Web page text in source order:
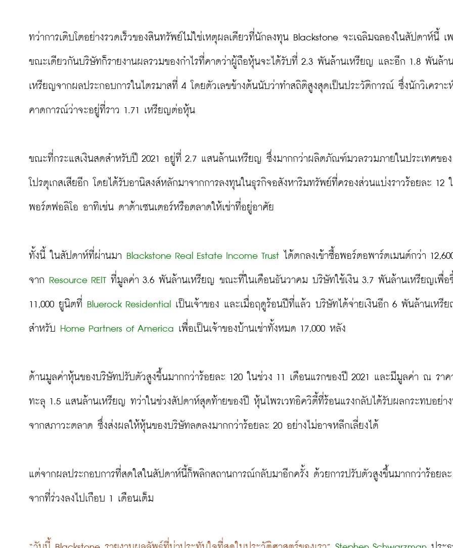
ทว่าการเติบโตอย่างรวดเร็วของสินทรัพย์ไม่ใช่เหตุผลเดียวที่นักลงทุน Blackstone จะเฉลิมฉลองในสัปดาห์นี้ เ
ขณะเดียวกันบริษัทก็รายงานผลรวมของกำไรที่คาดว่าผู้ถือหุ้นจะได้รับที่ 2.3 พันล้านเหรียญ และอีก 1.8 พันล้า
เหรียญจากผลประกอบการในไตรมาสที่ 4 โดยตัวเลขข้างต้นนับว่าทำสถิติสูงสุดเป็นประวัติการณ์ ซึ่งนักวิเคราะ
คาดการณ์ว่าจะอยู่ที่ราว 1.71 เหรียญต่อหุ้น
ขณะที่กระแสเงินสดสำหรับปี 2021 อยู่ที่ 2.7 แสนล้านเหรียญ ซึ่งมากกว่าผลิตภัณฑ์มวลรวมภายในประเทศของ
โปรตุเกสเสียอีก โดยได้รับอานิสงส์หลักมาจากการลงทุนในธุรกิจอสังหาริมทรัพย์ที่ครองส่วนแบ่งราวร้อยละ 12
พอร์ตฟอลิโอ อาทิเช่น ดาต้าเซนเตอร์หรือตลาดให้เช่าที่อยู่อาศัย
ทั้งนี้ ในสัปดาห์ที่ผ่านมา Blackstone Real Estate Income Trust ได้ตกลงเข้าซื้อพอร์ตอพาร์ตเมนต์กว่า
จาก Resource REIT ที่มูลค่า 3.6 พันล้านเหรียญ ขณะที่ในเดือนธันวาคม บริษัทใช้เงิน 3.7 พันล้านเหรียญเพื่อ
11,000 ยูนิตที่ Bluerock Residential เป็นเจ้าของ และเมื่อฤดูร้อนปีที่แล้ว บริษัทได้จ่ายเงินอีก 6 พันล้านเหรีย
สำหรับ Home Partners of America เพื่อเป็นเจ้าของบ้านเช่าทั้งหมด 17,000 หลัง
ด้านมูลค่าหุ้นของบริษัทปรับตัวสูงขึ้นมากกว่าร้อยละ 120 ในช่วง 11 เดือนแรกของปี 2021 และมีมูลค่า ณ ราค
ทะลุ 1.5 แสนล้านเหรียญ ทว่าในช่วงสัปดาห์สุดท้ายของปี หุ้นไพรเวทอิควิตี้ที่ร้อนแรงกลับได้รับผลกระทบอย่า
จากสภาวะตลาด ซึ่งส่งผลให้หุ้นของบริษัทลดลงมากกว่าร้อยละ 20 อย่างไม่อาจหลีกเลี่ยงได้
แต่จากผลประกอบการที่สดใสในสัปดาห์นี้ก็พลิกสถานการณ์กลับมาอีกครั้ง ด้วยการปรับตัวสูงขึ้นมากกว่าร้อยละ
จากที่ร่วงลงไปเกือบ 1 เดือนเต็ม